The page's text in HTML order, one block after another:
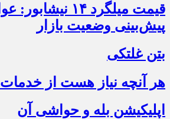
قیمت میلگرد ۱۴
پیش‌بینی وضعیت بازار
بتن غلتکی
هر آنچه نیاز هست از خدمات
اپلیکیشن بله و حواشی آن